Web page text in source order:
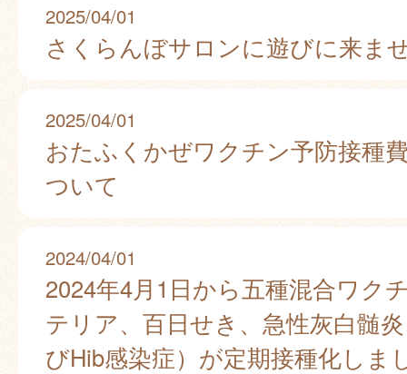
2025/04/01
さくらんぼサロンに遊びに来ま
2025/04/01
おたふくかぜワクチン予防接種
ついて
2024/04/01
2024年4月1日から五種混合ワク
テリア、百日せき、急性灰白髄
びHib感染症）が定期接種化しま